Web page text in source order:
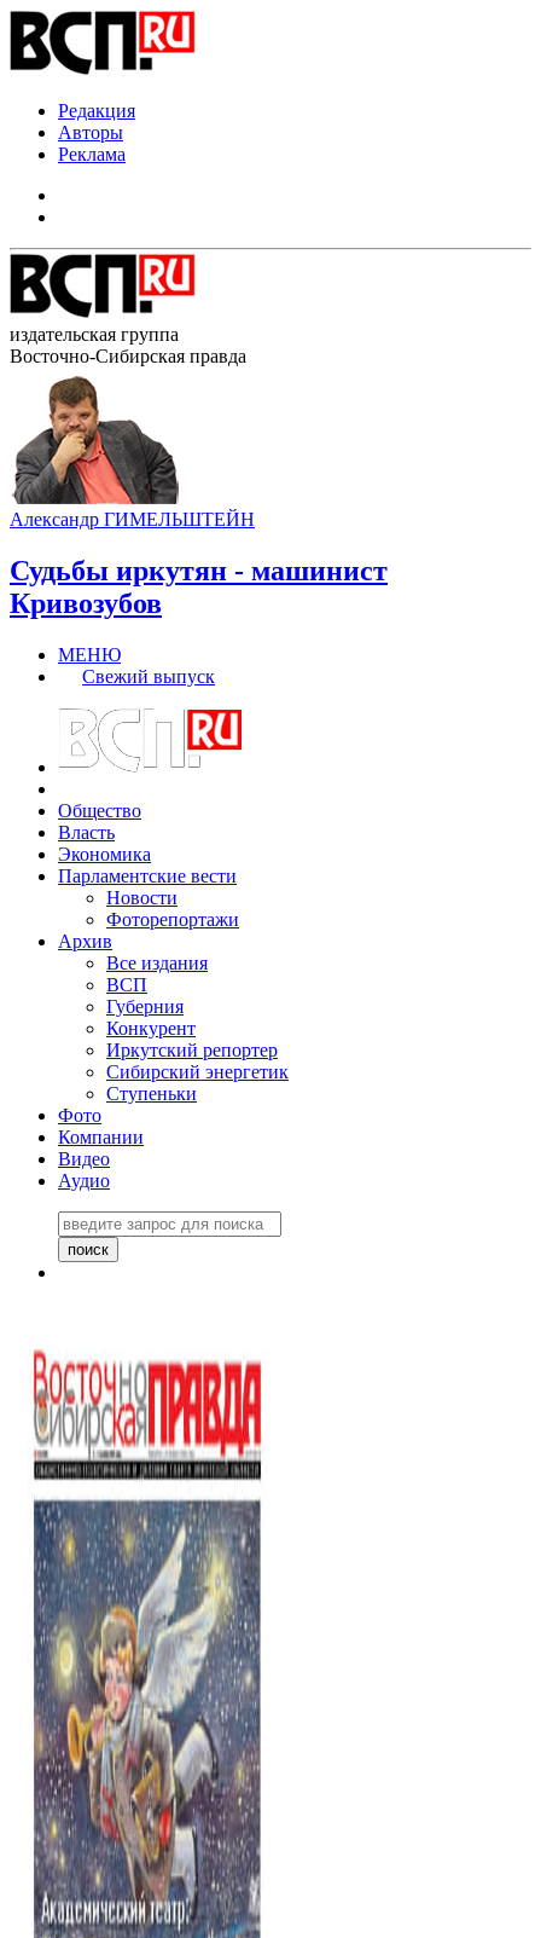
Редакция
Авторы
Реклама
издательская группа
Восточно-Сибирская правда
Александр ГИМЕЛЬШТЕЙН
Судьбы иркутян - машинист
Кривозубов
МЕНЮ
Свежий выпуск
Общество
Власть
Экономика
Парламентские вести
Новости
Фоторепортажи
Архив
Все издания
ВСП
Губерния
Конкурент
Иркутский репортер
Сибирский энергетик
Ступеньки
Фото
Компании
Видео
Аудио